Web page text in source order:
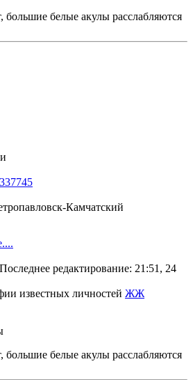
большие белые акулы расслабляются
Камчатский
Последнее редактирование: 21:51, 24
известных личностей ЖЖ
большие белые акулы расслабляются